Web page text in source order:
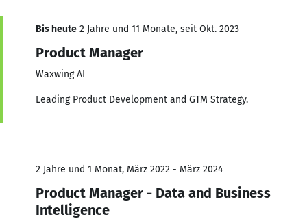
Bis heute 2 Jahre und 11 Monate, seit Okt. 2023
Product Manager
Waxwing AI
Leading Product Development and GTM Strategy.
2 Jahre und 1 Monat, März 2022 - März 2024
Product Manager - Data and Business
Intelligence